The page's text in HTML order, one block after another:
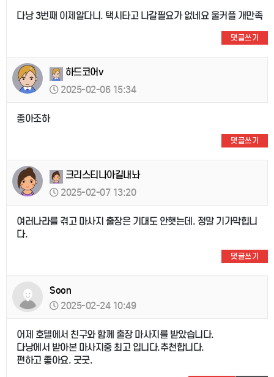
다낭 3번째 이제알다니. 택시타고 나갈필요가 없네요 울커플 개만족
댓글쓰기
하드코어v
2025-02-06 15:34
좋아조하
댓글쓰기
크리스티나아길내놔
2025-02-07 13:20
여러나라를 겪고 마사지 출장은 기대도 안햇는데. 정말 기가막힙니
다.
댓글쓰기
Soon
2025-02-24 10:49
어제 호텔에서 친구와 함께 출장 마사지를 받았습니다.
다낭에서 받아본 마사지중 최고 입니다.추천합니다.
편하고 좋아요. 굿굿.